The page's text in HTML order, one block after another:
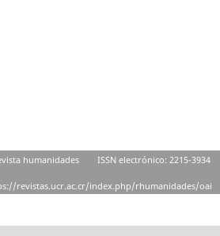
humanidades ISSN electrónico: 2215-3934
revistas.ucr.ac.cr/index.php/rhumanidades/oai